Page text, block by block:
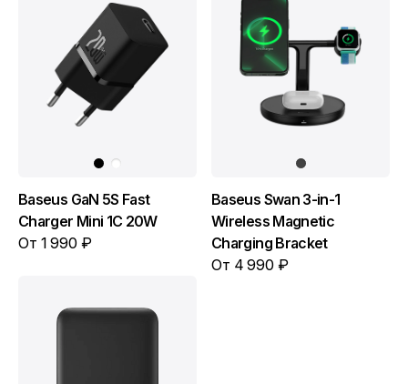
Baseus GaN 5S Fast
Charger Mini 1C 20W
От 1 990 ₽
Baseus Swan 3-in-1
Wireless Magnetic
Charging Bracket
От 4 990 ₽